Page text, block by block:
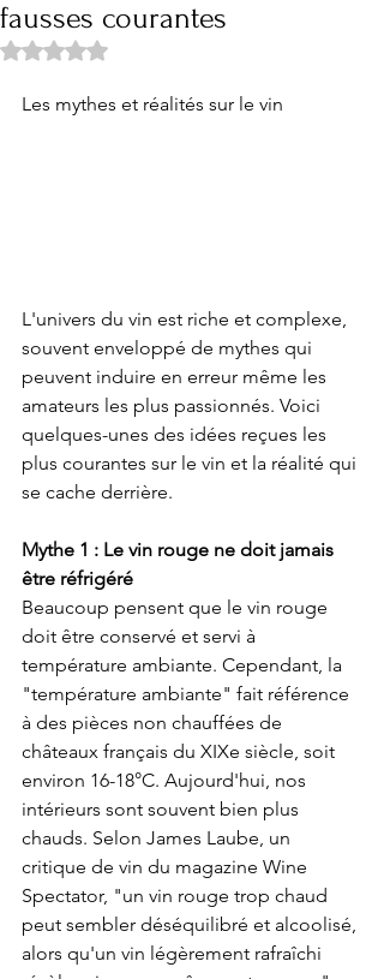
fausses courantes
Noté NaN étoiles sur 5.
Les mythes et réalités sur le vin
L'univers du vin est riche et complexe,
souvent enveloppé de mythes qui
peuvent induire en erreur même les
amateurs les plus passionnés. Voici
quelques-unes des idées reçues les
plus courantes sur le vin et la réalité qui
se cache derrière.
Mythe 1 : Le vin rouge ne doit jamais
être réfrigéré
Beaucoup pensent que le vin rouge
doit être conservé et servi à
température ambiante. Cependant, la
"température ambiante" fait référence
à des pièces non chauffées de
châteaux français du XIXe siècle, soit
environ 16-18°C. Aujourd'hui, nos
intérieurs sont souvent bien plus
chauds. Selon James Laube, un
critique de vin du magazine Wine
Spectator, "un vin rouge trop chaud
peut sembler déséquilibré et alcoolisé,
alors qu'un vin légèrement rafraîchi